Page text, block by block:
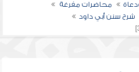
محاضرات مفرغة
شرح سنن أبي داود